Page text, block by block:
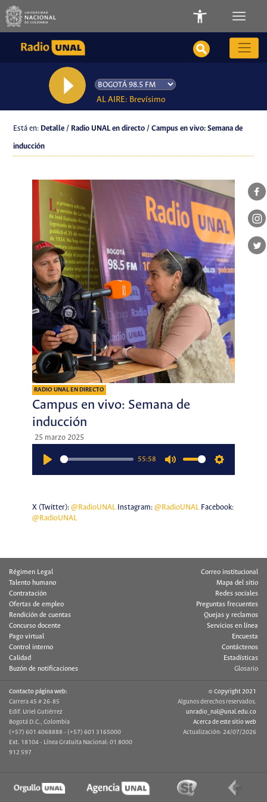
AL AIRE: Brevísimo
Está en: Detalle / Radio UNAL en directo / Campus en vivo: Semana de
inducción
RADIO UNAL EN DIRECTO
Campus en vivo: Semana de
inducción
25 marzo 2025
55:58
X (Twitter): @RadioUNALInstagram: @RadioUNALFacebook:
@RadioUNAL
Régimen Legal
Talento humano
Contratación
Ofertas de empleo
Rendición de cuentas
Concurso docente
Pago virtual
Control interno
Calidad
Buzón de notificaciones
Correo institucional
Mapa del sitio
Redes sociales
Preguntas frecuentes
Quejas y reclamos
Servicios en línea
Encuesta
Contáctenos
Estadísticas
Glosario
Contacto página web:
Carrera 45 # 26-85
Edif. Uriel Gutiérrez
Bogotá D.C., Colombia
(+57) 601 4068888 - (+57) 601 3165000
Ext. 18104 - Línea Gratuita Nacional: 01 8000
912 597
© Copyright 2021
Algunos derechos reservados.
unradio_nal@unal.edu.co
Acerca de este sitio web
Actualización: 24/07/2026